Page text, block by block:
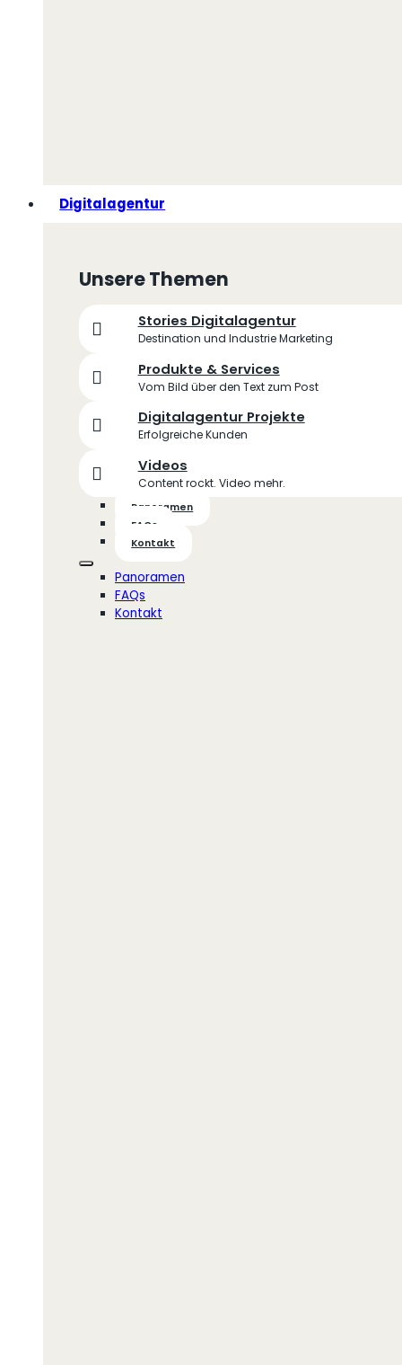
Digitalagentur
Unsere Themen
Stories Digitalagentur
Destination und Industrie Marketing
Produkte & Services
Vom Bild über den Text zum Post
Digitalagentur Projekte
Erfolgreiche Kunden
Videos
Content rockt. Video mehr.
Panoramen
FAQs
Kontakt
Panoramen
FAQs
Kontakt